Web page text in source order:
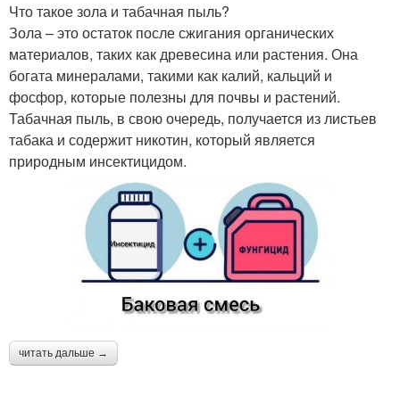
Что такое зола и табачная пыль?
Зола – это остаток после сжигания органических
материалов, таких как древесина или растения. Она
богата минералами, такими как калий, кальций и
фосфор, которые полезны для почвы и растений.
Табачная пыль, в свою очередь, получается из листьев
табака и содержит никотин, который является
природным инсектицидом.
читать дальше →